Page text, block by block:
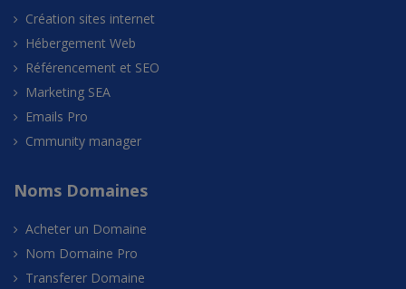
Création sites internet
Hébergement Web
Référencement et SEO
Marketing SEA
Emails Pro
Cmmunity manager
Noms Domaines
Acheter un Domaine
Nom Domaine Pro
Transferer Domaine